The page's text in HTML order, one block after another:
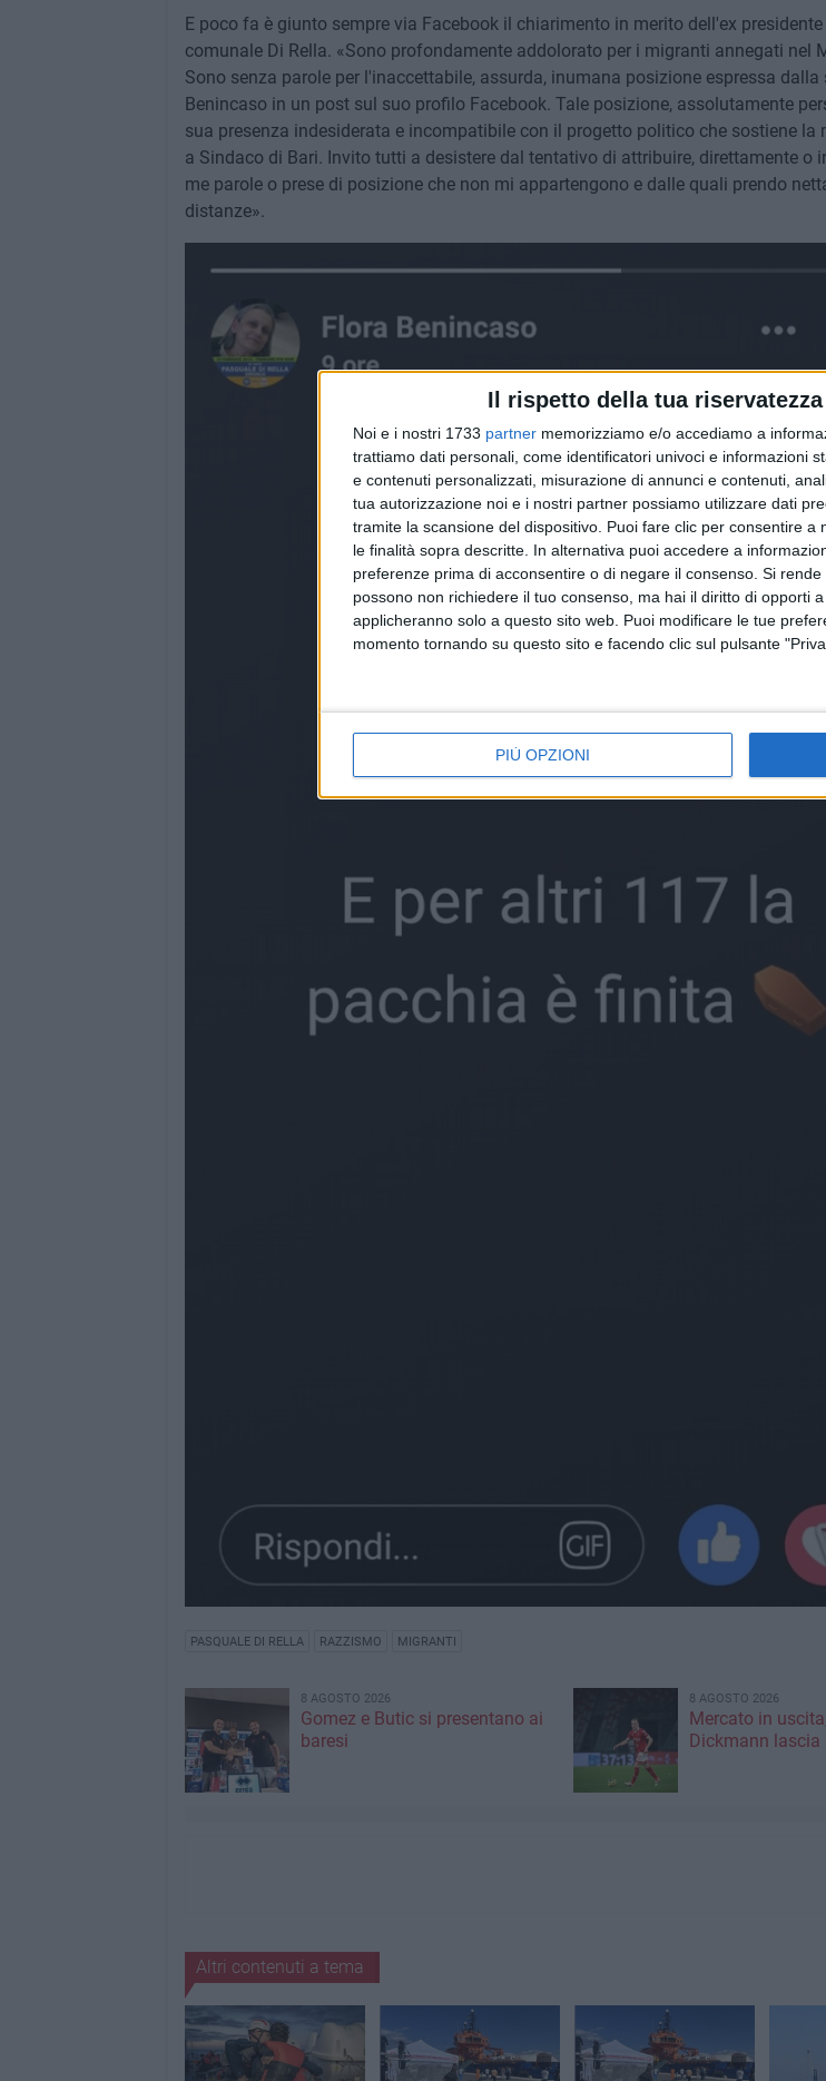
Il rispetto della tua
Noi e i nostri 1733 partner memorizziamo e/o accediamo a
trattiamo dati personali, come identificatori univoci e informazioni
e contenuti personalizzati, misurazione di annunci e contenuti,
tua autorizzazione noi e i nostri partner possiamo utilizzare dati
tramite la scansione del dispositivo. Puoi fare clic per consentire
le finalità sopra descritte. In alternativa puoi accedere a
preferenze prima di acconsentire o di negare il consenso. Si rende
possono non richiedere il tuo consenso, ma hai il diritto di opporti
applicheranno solo a questo sito web. Puoi modificare le tue
momento tornando su questo sito e facendo clic sul pulsante
PIÙ OPZIONI
E poco fa è giunto sempre via Facebook il chiarimento in merito dell'ex
comunale Di Rella. «Sono profondamente addolorato per i migranti annegati nel
Sono senza parole per l'inaccettabile, assurda, inumana posizione espressa dalla
Benincaso in un post sul suo profilo Facebook. Tale posizione, assolutamente
sua presenza indesiderata e incompatibile con il progetto politico che sostiene la
a Sindaco di Bari. Invito tutti a desistere dal tentativo di attribuire, direttamente o
me parole o prese di posizione che non mi appartengono e dalle quali prendo
distanze».
PASQUALE DI RELLA RAZZISMO MIGRANTI
8 AGOSTO 2026
Gomez e Butic si presentano ai
baresi
8 AGOSTO 2026
Mercato in
Dickmann lascia
Altri contenuti a tema